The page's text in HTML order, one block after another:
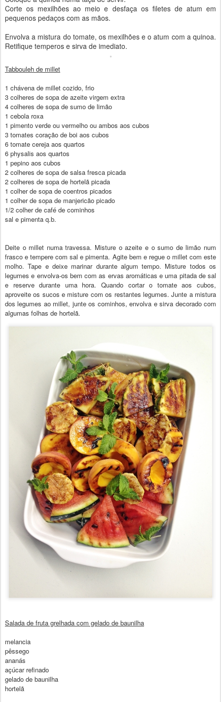
Corte os mexilhões ao meio e desfaça os filetes de atum em
pequenos pedaços com as mãos.
Envolva a mistura do tomate, os mexilhões e o atum com a quinoa.
Retifique temperos e sirva de imediato.
Tabbouleh de millet
1 chávena de millet cozido, frio
3 colheres de sopa de azeite virgem extra
4 colheres de sopa de sumo de limão
1 cebola roxa
1 pimento verde ou vermelho ou ambos aos cubos
3 tomates coração de boi aos cubos
6 tomate cereja aos quartos
6 physalis aos quartos
1 pepino aos cubos
2 colheres de sopa de salsa fresca picada
2 colheres de sopa de hortelã picada
1 colher de sopa de coentros picados
1 colher de sopa de manjericão picado
1/2 colher de café de cominhos
sal e pimenta q.b.
Deite o millet numa travessa. Misture o azeite e o sumo de limão num
frasco e tempere com sal e pimenta. Agite bem e regue o millet com este
molho. Tape e deixe marinar durante algum tempo. Misture todos os
legumes e envolva-os bem com as ervas aromáticas e uma pitada de sal
e reserve durante uma hora. Quando cortar o tomate aos cubos,
aproveite os sucos e misture com os restantes legumes. Junte a mistura
dos legumes ao millet, junte os cominhos, envolva e sirva decorado com
algumas folhas de hortelã.
Salada de fruta grelhada com gelado de baunilha
melancia
pêssego
ananás
açúcar refinado
gelado de baunilha
hortelã